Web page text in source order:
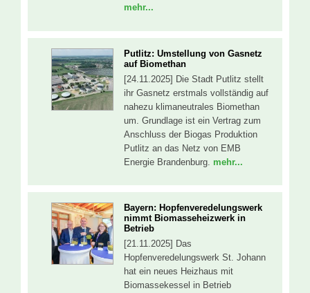
mehr...
Putlitz: Umstellung von Gasnetz
auf Biomethan
[24.11.2025] Die Stadt Putlitz stellt
ihr Gasnetz erstmals vollständig auf
nahezu klimaneutrales Biomethan
um. Grundlage ist ein Vertrag zum
Anschluss der Biogas Produktion
Putlitz an das Netz von EMB
Energie Brandenburg. mehr...
Bayern: Hopfenveredelungswerk
nimmt Biomasseheizwerk in
Betrieb
[21.11.2025] Das
Hopfenveredelungswerk St. Johann
hat ein neues Heizhaus mit
Biomassekessel in Betrieb